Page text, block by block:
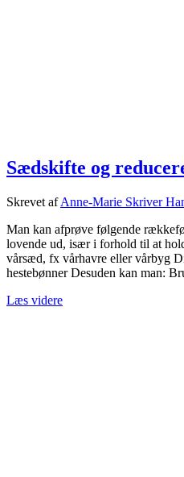
Sædskifte og
Skrevet afAnne-Marie Skriver
Man kan afprøve følgende
lovende ud, især i forhold til at
vårsæd, fx vårhavre eller vårbyg
hestebønner Desuden kan man:
Læs videre